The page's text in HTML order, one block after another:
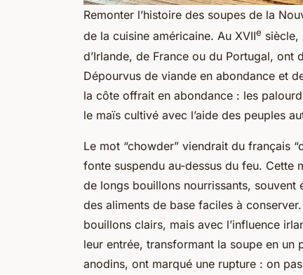
Remonter l’histoire des soupes de la
de la cuisine américaine. Au XVIIe siècle,
d’Irlande, de France ou du Portugal, ont
Dépourvus de viande en abondance et
la côte offrait en abondance : les
le maïs cultivé avec l’aide des peuples
Le mot “chowder” viendrait du français
fonte suspendu au-dessus du feu.
de longs bouillons nourrissants,
des aliments de base faciles à
bouillons clairs, mais avec l’influence
leur entrée, transformant la soupe en un
anodins, ont marqué une rupture : on